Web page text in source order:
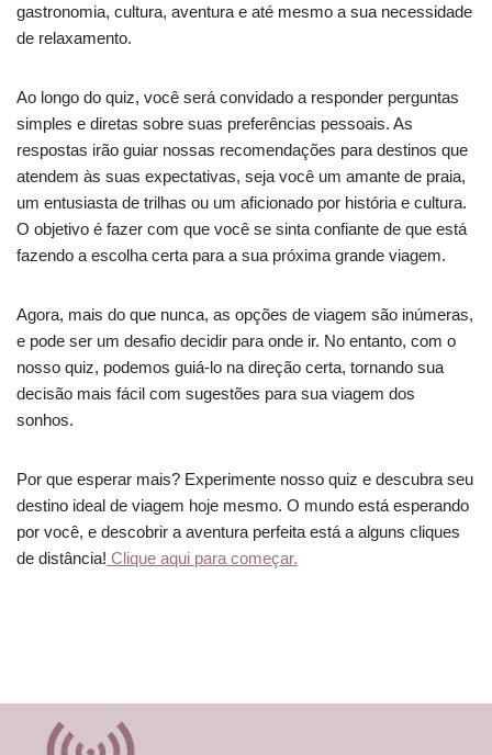
gastronomia, cultura, aventura e até mesmo a sua necessidade
de relaxamento.
Ao longo do quiz, você será convidado a responder perguntas
simples e diretas sobre suas preferências pessoais. As
respostas irão guiar nossas recomendações para destinos que
atendem às suas expectativas, seja você um amante de praia,
um entusiasta de trilhas ou um aficionado por história e cultura.
O objetivo é fazer com que você se sinta confiante de que está
fazendo a escolha certa para a sua próxima grande viagem.
Agora, mais do que nunca, as opções de viagem são inúmeras,
e pode ser um desafio decidir para onde ir. No entanto, com o
nosso quiz, podemos guiá-lo na direção certa, tornando sua
decisão mais fácil com sugestões para sua viagem dos
sonhos.
Por que esperar mais? Experimente nosso quiz e descubra seu
destino ideal de viagem hoje mesmo. O mundo está esperando
por você, e descobrir a aventura perfeita está a alguns cliques
de distância! Clique aqui para começar.